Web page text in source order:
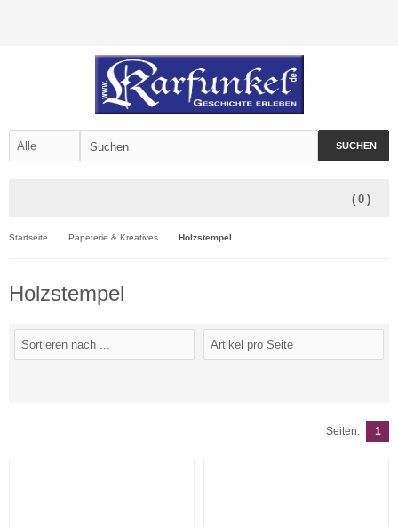
SUCHEN
( 0 )
Startseite Papeterie & Kreatives Holzstempel
Holzstempel
Seiten: 1